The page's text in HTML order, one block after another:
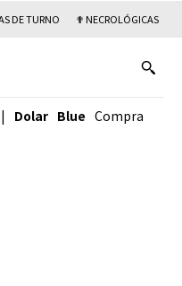
DE TURNO ✟ NECROLÓGICAS
| Dolar Blue Compra